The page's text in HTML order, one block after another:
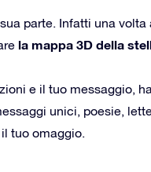
parte. Infatti una
la mappa 3D della
e il tuo messaggio,
unici, poesie,
tuo omaggio.